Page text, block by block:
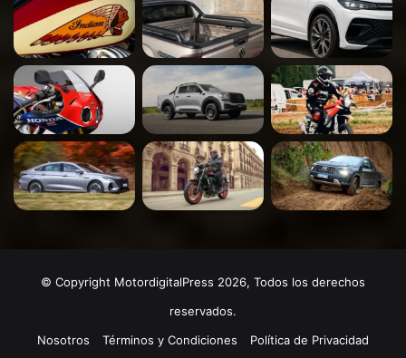
© Copyright MotordigitalPress 2026, Todos los derechos
reservados.
Nosotros
Términos y Condiciones Política de Privacidad